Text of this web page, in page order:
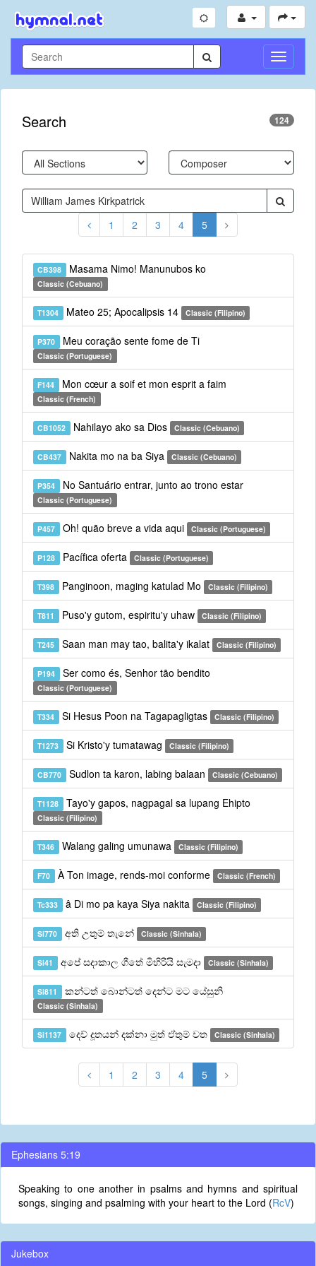
Toggle
Search 124
1 2 3 4 5
CB398 Masama Nimo! Manunubos ko
Classic (Cebuano)
T1304 Mateo 25; Apocalipsis 14 Classic (Filipino)
P370 Meu coração sente fome de Ti
Classic (Portuguese)
F144 Mon cœur a soif et mon esprit a faim
Classic (French)
CB1052 Nahilayo ako sa Dios Classic (Cebuano)
CB437 Nakita mo na ba Siya Classic (Cebuano)
P354 No Santuário entrar, junto ao trono estar
Classic (Portuguese)
P457 Oh! quão breve a vida aqui Classic (Portuguese)
P128 Pacífica oferta Classic (Portuguese)
T398 Panginoon, maging katulad Mo Classic (Filipino)
T811 Puso'y gutom, espiritu'y uhaw Classic (Filipino)
T245 Saan man may tao, balita'y ikalat Classic (Filipino)
P194 Ser como és, Senhor tão bendito
Classic (Portuguese)
T334 Si Hesus Poon na Tagapagligtas Classic (Filipino)
T1273 Si Kristo'y tumatawag Classic (Filipino)
CB770 Sudlon ta karon, labing balaan Classic (Cebuano)
T1128 Tayo'y gapos, nagpagal sa lupang Ehipto
Classic (Filipino)
T346 Walang galing umunawa Classic (Filipino)
F70 À Ton image, rends-moi conforme Classic (French)
Tc333 â Di mo pa kaya Siya nakita Classic (Filipino)
Si770 අති උතුම් තැනේ Classic (Sinhala)
Si41 අපේ සදාකාල ගීතේ මිහිරියි සැමදා Classic (Sinhala)
Si811 කන්ටත් බොන්ටත් දෙන්ට මට යේසුනි
Classic (Sinhala)
Si1137 දෙව් දූතයන් දක්නා මුත් ඒතුම් වත Classic (Sinhala)
1 2 3 4 5
Ephesians 5:19
Speaking to one another in psalms and hymns and spiritual
songs, singing and psalming with your heart to the Lord (RcV)
Jukebox